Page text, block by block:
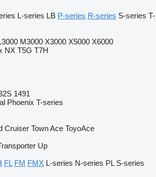
L-series LB P-series R-series S-series T-
M3000 X3000 X5000 X6000
NX T5G T7H
1491
Phoenix T-series
Cruiser Town Ace ToyoAce
Up
FL FM FMX L-series N-series PL S-series